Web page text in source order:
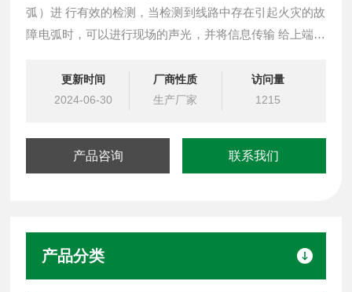
弧）进 行有效的检测，当检测到线路中存在引起火灾的故
障电弧时，可以进行现场的声光，并将信息传输 给上端设
更新时间
2024-06-30
厂商性质
生产厂家
访问量
1215
产品咨询 联系我们
产品分类